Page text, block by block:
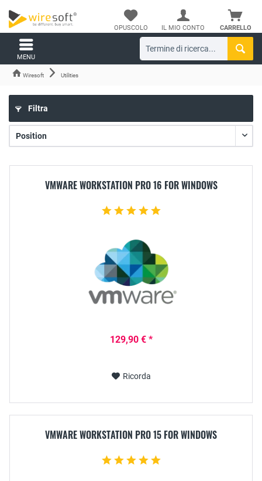
CARRELLO
OPUSCOLO IL MIO CONTO
MENU
Wiresoft Utilities
Filtra
VMWARE WORKSTATION PRO 16 FOR WINDOWS
129,90 € *
Ricorda
VMWARE WORKSTATION PRO 15 FOR WINDOWS